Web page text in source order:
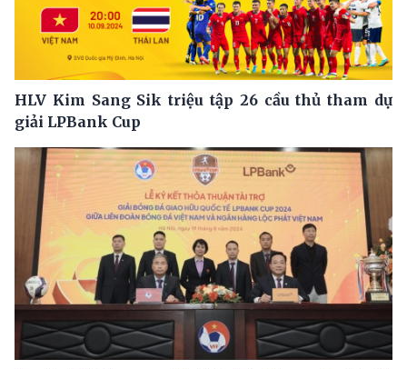
HLV Kim Sang Sik triệu tập 26 cầu thủ tham dự
giải LPBank Cup